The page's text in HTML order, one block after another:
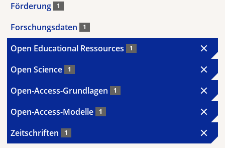
Förderung 1
Forschungsdaten 1
Open Educational Ressources 1
Open Science 1
Open-Access-Grundlagen 1
Open-Access-Modelle 1
Zeitschriften 1